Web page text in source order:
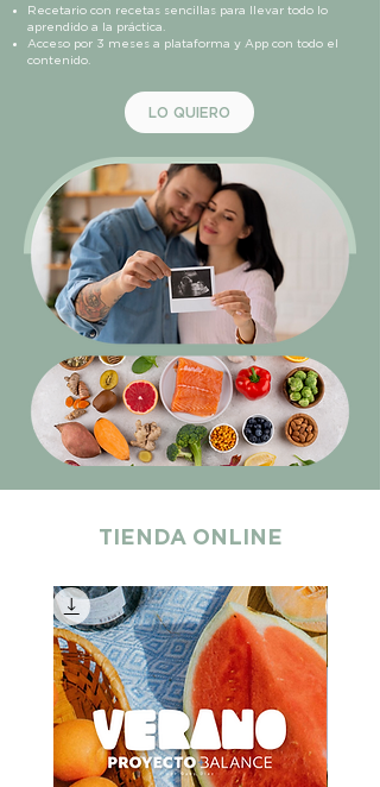
Recetario con recetas sencillas para llevar todo lo
aprendido a la práctica.
Acceso por 3 meses a plataforma y App con todo el
contenido.
LO QUIERO
TIENDA ONLINE